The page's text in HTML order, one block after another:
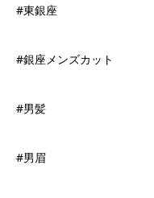
#東銀座
#銀座メンズカット
#男髪
#男眉